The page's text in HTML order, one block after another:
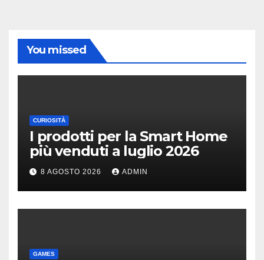
You missed
CURIOSITÀ
I prodotti per la Smart Home
più venduti a luglio 2026
8 AGOSTO 2026 ADMIN
GAMES